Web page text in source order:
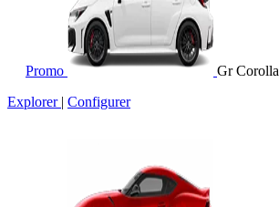
Promo
Gr Corolla
Explorer | Configurer